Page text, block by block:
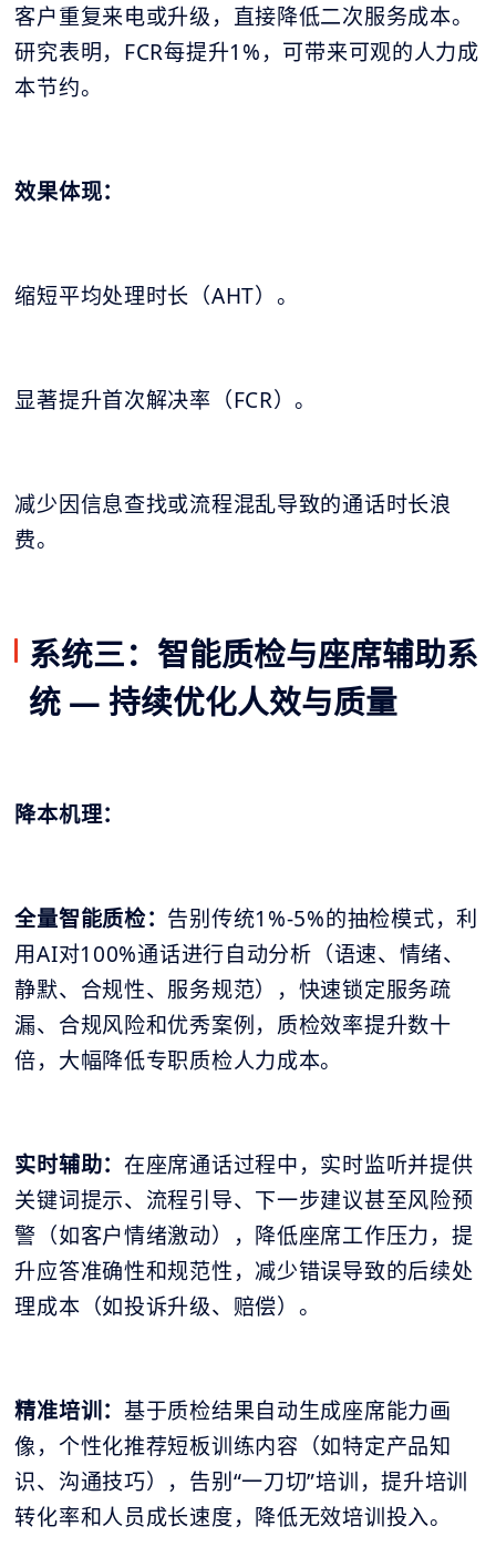
客户重复来电或升级，直接降低二次服务成本。
研究表明，FCR每提升1%，可带来可观的人力成
本节约。
效果体现：
缩短平均处理时长（AHT）。
显著提升首次解决率（FCR）。
减少因信息查找或流程混乱导致的通话时长浪
费。
系统三：智能质检与座席辅助系
统 — 持续优化人效与质量
降本机理：
全量智能质检： 告别传统1%-5%的抽检模式，利
用AI对100%通话进行自动分析（语速、情绪、
静默、合规性、服务规范），快速锁定服务疏
漏、合规风险和优秀案例，质检效率提升数十
倍，大幅降低专职质检人力成本。
实时辅助：在座席通话过程中，实时监听并提供
关键词提示、流程引导、下一步建议甚至风险预
警（如客户情绪激动），降低座席工作压力，提
升应答准确性和规范性，减少错误导致的后续处
理成本（如投诉升级、赔偿）。
精准培训：基于质检结果自动生成座席能力画
像，个性化推荐短板训练内容（如特定产品知
识、沟通技巧），告别“一刀切”培训，提升培训
转化率和人员成长速度，降低无效培训投入。